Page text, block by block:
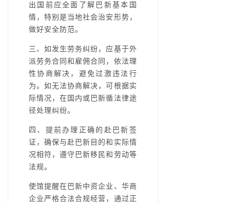
出国前应全面了解巴新基本国
情，特别是当地社会治安形势，
做好安全防范。
三、如发生劳务纠纷，应基于外
派劳务合同和雇佣合同，依法理
性协商解决，避免过激违法行
为。如无法协商解决，可根据实
际情况，在国内或巴新循法律途
径处理纠纷。
四、提前办理正确的赴巴新签
证，确保与赴巴新目的和实际情
况相符，遵守巴新移民和劳动等
法规。
使馆提醒在巴新中资企业、华商
企业严格合法合规经营，通过正